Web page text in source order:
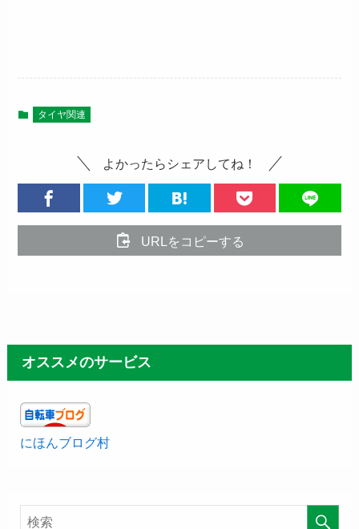
タイヤ関連
よかったらシェアしてね！
URLをコピーする
オススメのサービス
にほんブログ村